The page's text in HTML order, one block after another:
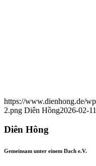
https://www.dienhong.de/
2.png Diên Hồng2026-02-
Diên Hông
Gemeinsam unter einem Dach e.V.